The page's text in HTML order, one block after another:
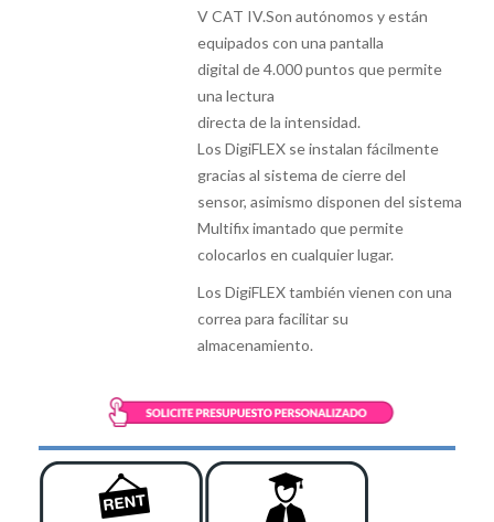
V CAT IV.Son autónomos y están
equipados con una pantalla
digital de 4.000 puntos que permite
una lectura
directa de la intensidad.
Los DigiFLEX se instalan fácilmente
gracias al sistema de cierre del
sensor, asimismo disponen del sistema
Multifix imantado que permite
colocarlos en cualquier lugar.
Los DigiFLEX también vienen con una
correa para facilitar su
almacenamiento.